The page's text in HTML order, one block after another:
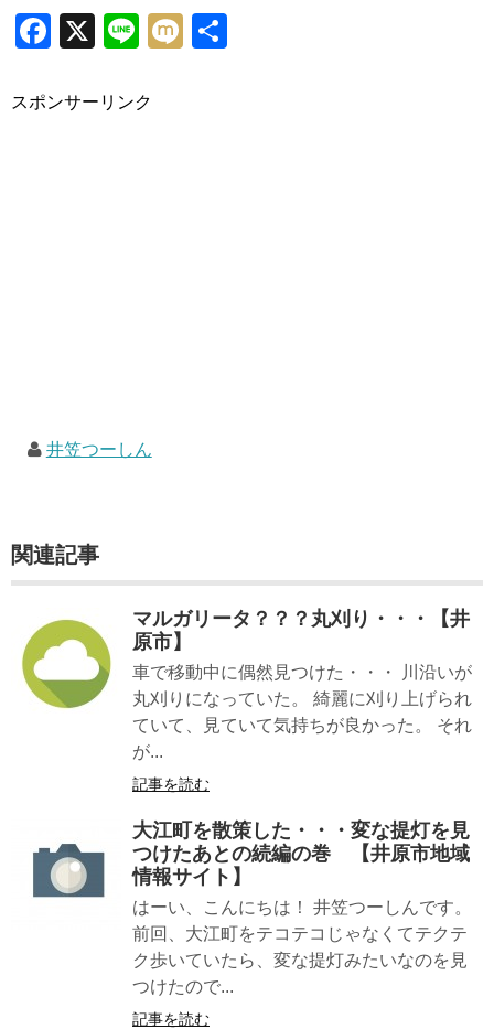
Facebook
X LineMixi
スポンサーリンク
井笠つーしん
関連記事
マルガリータ？？？丸刈り・・・【井
原市】
車で移動中に偶然見つけた・・・ 川沿いが
丸刈りになっていた。 綺麗に刈り上げられ
ていて、見ていて気持ちが良かった。 それ
が...
記事を読む
大江町を散策した・・・変な提灯を見
つけたあとの続編の巻 【井原市地域
情報サイト】
はーい、こんにちは！ 井笠つーしんです。
前回、大江町をテコテコじゃなくてテクテ
ク歩いていたら、変な提灯みたいなのを見
つけたので...
記事を読む